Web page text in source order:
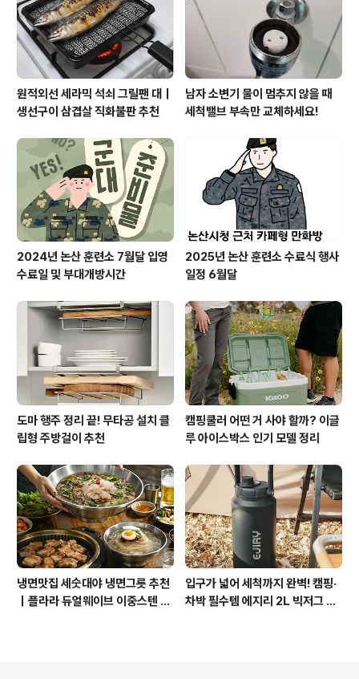
신제품을 18일 출시했다.삼성전자 ‘비스포크 AI 정수기 카
운터탑’ 출시이번 ..
원적외선 세라믹 석쇠 그릴팬 대｜
생선구이 삼겹살 직화불판 추천
남자 소변기 물이 멈추지 않을 때
세척밸브 부속만 교체하세요!
2024년 논산 훈련소 7월달 입영
수료일 및 부대개방시간
2025년 논산 훈련소 수료식 행사
일정 6월달
도마 행주 정리 끝! 무타공 설치 클
립형 주방걸이 추천
캠핑쿨러 어떤 거 사야 할까? 이글
루 아이스박스 인기 모델 정리
냉면맛집 세숫대야 냉면그릇 추천
｜플라라 듀얼웨이브 이중스텐 대
입구가 넓어 세척까지 완벽! 캠핑·
차박 필수템 에지리 2L 빅저그 추